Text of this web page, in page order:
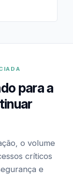
para a
o volume
críticos
e